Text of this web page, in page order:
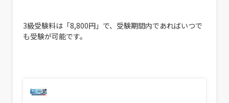
3級受験料は「8,800円」で、受験期間内であればいつで
も受験が可能です。